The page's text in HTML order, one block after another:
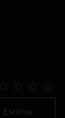
Estimar